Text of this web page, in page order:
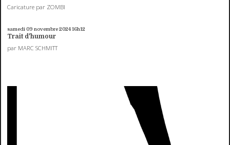
Caricature par ZOMBI
samedi 09 novembre 202416h12
Trait d'humour
par MARC SCHMITT